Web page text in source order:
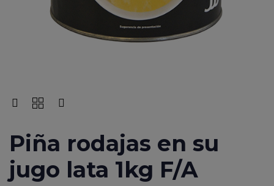
Piña rodajas en su
jugo lata 1kg F/A